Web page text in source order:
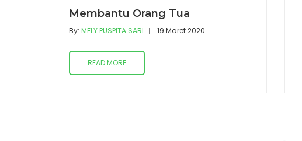
Membantu Orang Tua
By: MELY PUSPITA SARI 19 Maret 2020
READ MORE